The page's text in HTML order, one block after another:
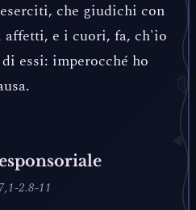
che giudichi con
e i cuori, fa, ch'io
essi: imperocché ho
2.8-11